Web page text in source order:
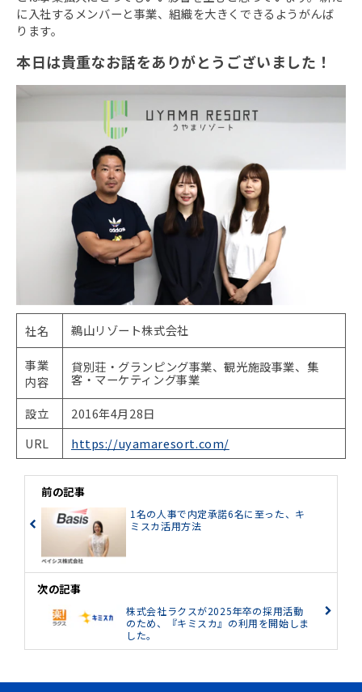
に入社するメンバーと事業、組織を大きくできるようがんば
ります。
本日は貴重なお話をありがとうございました！
社名 鵜山リゾート株式会社
事業
内容
貸別荘・グランピング事業、観光施設事業、集
客・マーケティング事業
設立
2016年4月28日
URL
https://uyamaresort.com/
前の記事
1名の人事で内定承諾6名に至った、キ
ミスカ活用方法
次の記事
株式会社ラクスが2025年卒の採用活動
のため、『キミスカ』の利用を開始しま
した。